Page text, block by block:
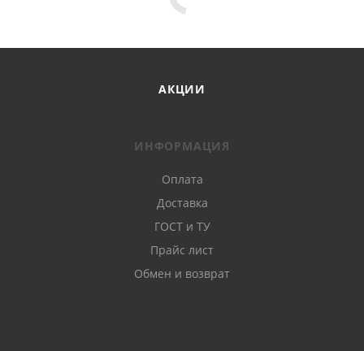
АКЦИИ
ИНФОРМАЦИЯ
Оплата
Доставка
ГОСТ и ТУ
Прайс лист
Обмен и возврат